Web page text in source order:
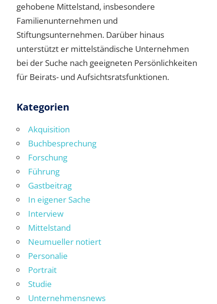
gehobene Mittelstand, insbesondere
Familienunternehmen und
Stiftungsunternehmen. Darüber hinaus
unterstützt er mittelständische Unternehmen
bei der Suche nach geeigneten Persönlichkeiten
für Beirats- und Aufsichtsratsfunktionen.
Kategorien
Akquisition
Buchbesprechung
Forschung
Führung
Gastbeitrag
In eigener Sache
Interview
Mittelstand
Neumueller notiert
Personalie
Portrait
Studie
Unternehmensnews